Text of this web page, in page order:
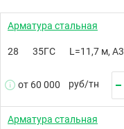
Арматура стальная
28 35ГС L=11,7 м, А3
от 60 000 руб/тн
Арматура стальная